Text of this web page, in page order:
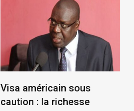
Visa américain sous
caution : la richesse